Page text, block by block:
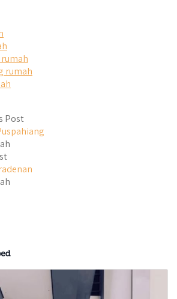
rumah
Post